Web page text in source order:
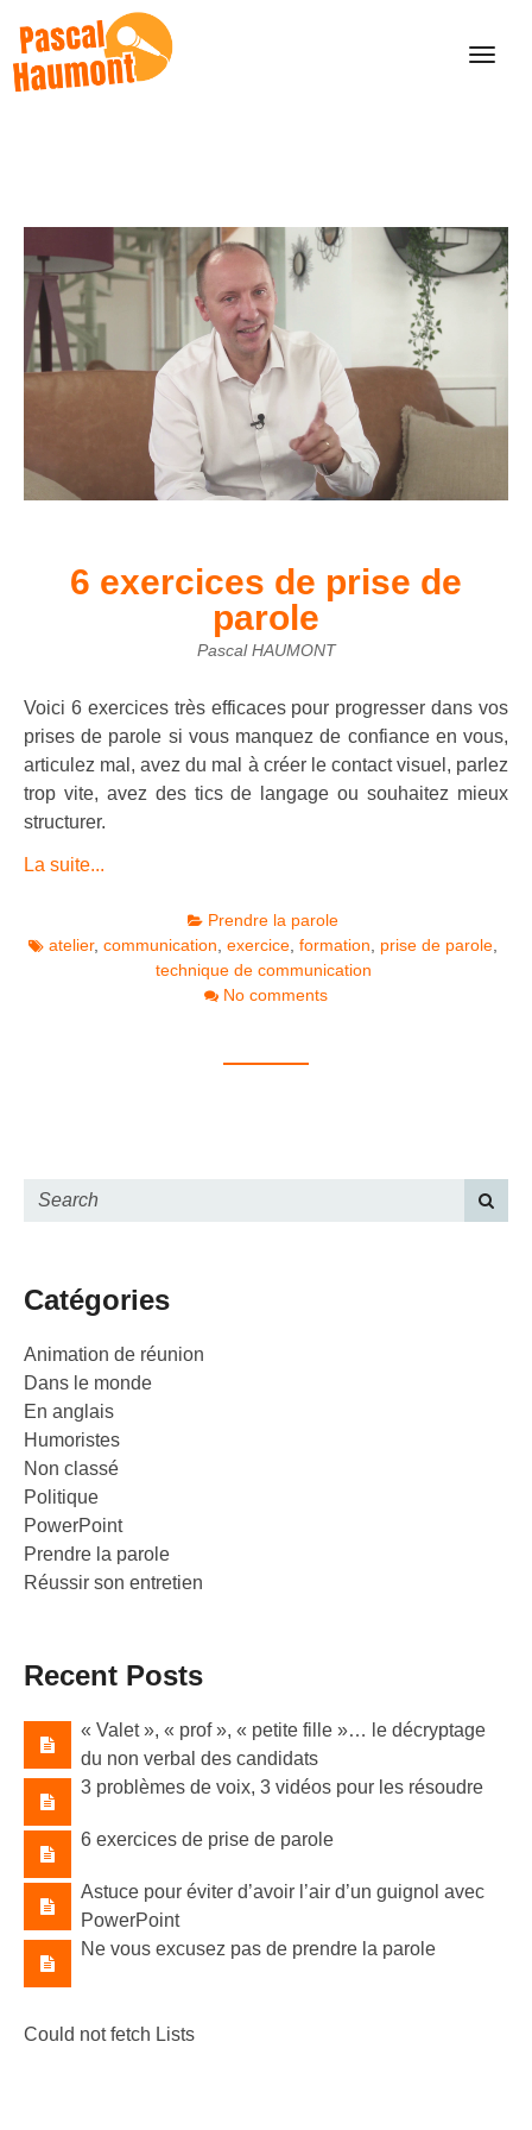
6 exercices de prise de
parole
Pascal HAUMONT
Voici 6 exercices très efficaces pour progresser dans vos
prises de parole si vous manquez de confiance en vous,
articulez mal, avez du mal à créer le contact visuel, parlez
trop vite, avez des tics de langage ou souhaitez mieux
structurer.
La suite...
Prendre la parole
atelier, communication exercice formation prise de parole
technique de communication
No comments
Catégories
Animation de réunion
Dans le monde
En anglais
Humoristes
Non classé
Politique
PowerPoint
Prendre la parole
Réussir son entretien
Recent Posts
« Valet »​, « prof »​, « petite fille »​… le décryptage
du non verbal des candidats
3 problèmes de voix, 3 vidéos pour les résoudre
6 exercices de prise de parole
Astuce pour éviter d’avoir l’air d’un guignol avec
PowerPoint
Ne vous excusez pas de prendre la parole
Could not fetch Lists